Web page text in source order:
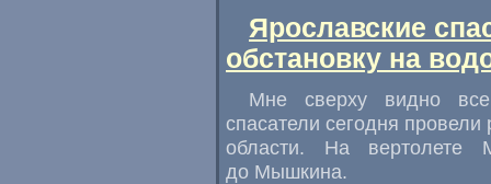
Ярославские
обстановку на
Мне сверху видно
спасатели сегодня
области. На
до Мышкина.